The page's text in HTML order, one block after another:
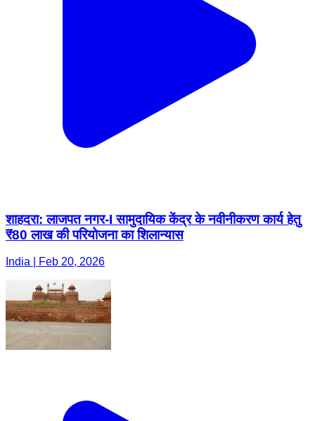
शाहदरा: लाजपत नगर-I सामुदायिक केंद्र के नवीनीकरण कार्य हेतु
₹80 लाख की परियोजना का शिलान्यास
India | Feb 20, 2026